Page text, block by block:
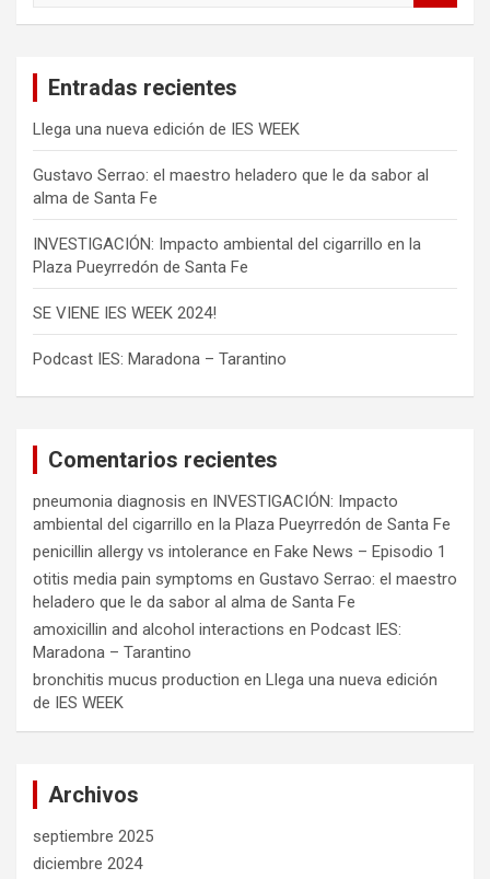
Entradas recientes
Llega una nueva edición de IES WEEK
Gustavo Serrao: el maestro heladero que le da sabor al
alma de Santa Fe
INVESTIGACIÓN: Impacto ambiental del cigarrillo en la
Plaza Pueyrredón de Santa Fe
SE VIENE IES WEEK 2024!
Podcast IES: Maradona – Tarantino
Comentarios recientes
pneumonia diagnosis en
INVESTIGACIÓN: Impacto
ambiental del cigarrillo en la Plaza Pueyrredón de Santa Fe
penicillin allergy vs intolerance en Fake News – Episodio 1
otitis media pain symptoms en Gustavo Serrao: el maestro
heladero que le da sabor al alma de Santa Fe
amoxicillin and alcohol interactions en Podcast IES:
Maradona – Tarantino
bronchitis mucus production en Llega una nueva edición
de IES WEEK
Archivos
septiembre 2025
diciembre 2024